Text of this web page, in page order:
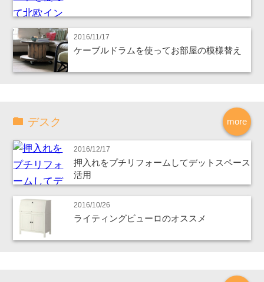
2016/11/17
ケーブルドラムを使ってお部屋の模様替え
more
デスク
2016/12/17
押入れをプチリフォームしてデットスペース
活用
2016/10/26
ライティングビューロのオススメ